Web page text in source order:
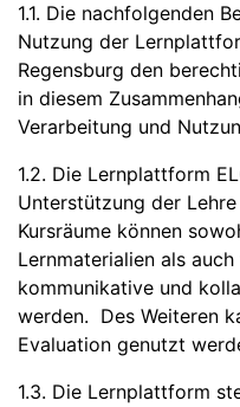
1.1. Die nachfolgenden
Nutzung der
Regensburg den
in diesem
Verarbeitung und
1.2. Die Lernplattform
Unterstützung der
Kursräume können
Lernmaterialien als
kommunikative und
werden. Des Weiteren
Evaluation genutzt
1.3. Die Lernplattform